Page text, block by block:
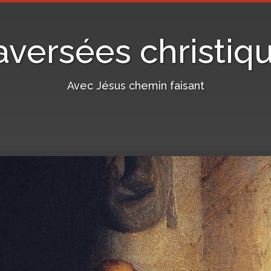
Avec Jésus chemin faisant